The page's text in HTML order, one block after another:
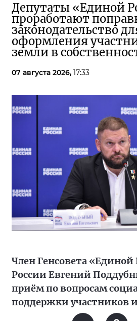
Депутаты «Единой
проработают
законодательство
оформления
земли в
07 августа 2026, 17:33
Член Генсовета «Единой
России Евгений
приём по вопросам
поддержки участников